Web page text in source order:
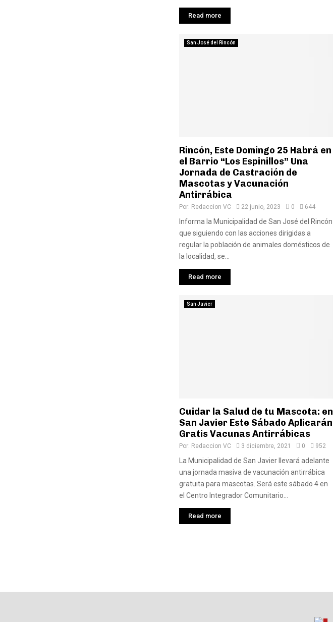
Read more
San José del Rincón
Rincón, Este Domingo 25 Habrá en
el Barrio “Los Espinillos” Una
Jornada de Castración de
Mascotas y Vacunación
Antirrábica
Por: Redaccion VC 22 junio, 2023 0 644
Informa la Municipalidad de San José del Rincón
que siguiendo con las acciones dirigidas a
regular la población de animales domésticos de
la localidad, se...
Read more
San Javier
Cuidar la Salud de tu Mascota: en
San Javier Este Sábado Aplicarán
Gratis Vacunas Antirrábicas
Por: Redaccion VC 3 diciembre, 2021 0 952
La Municipalidad de San Javier llevará adelante
una jornada masiva de vacunación antirrábica
gratuita para mascotas. Será este sábado 4 en
el Centro Integrador Comunitario...
Read more